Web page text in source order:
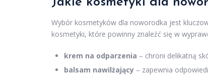
Wybór kosmetyków dla noworodka jest
kosmetyki, które powinny znaleźć się w
krem na odparzenia – chroni delikatną
balsam nawilżający – zapewnia